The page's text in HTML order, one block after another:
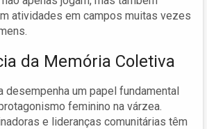
atividades em campos muitas vezes
da Memória Coletiva
desempenha um papel fundamental
feminino na várzea.
e lideranças comunitárias têm